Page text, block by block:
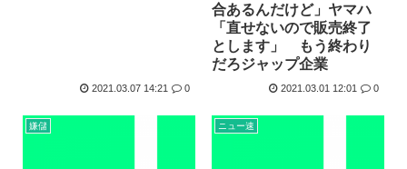
2021.03.07 14:21 0
合あるんだけど」ヤマハ
「直せないので販売終了
とします」 もう終わり
だろジャップ企業
2021.03.01 12:01 0
嫌儲 ニュー速